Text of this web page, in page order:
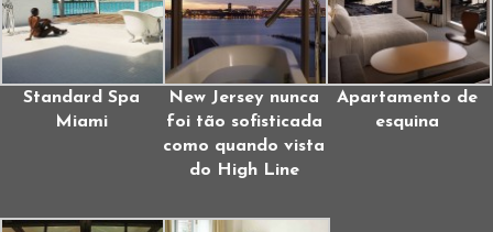
Standard Spa
Miami
New Jersey nunca
foi tão sofisticada
como quando vista
do High Line
Apartamento de
esquina